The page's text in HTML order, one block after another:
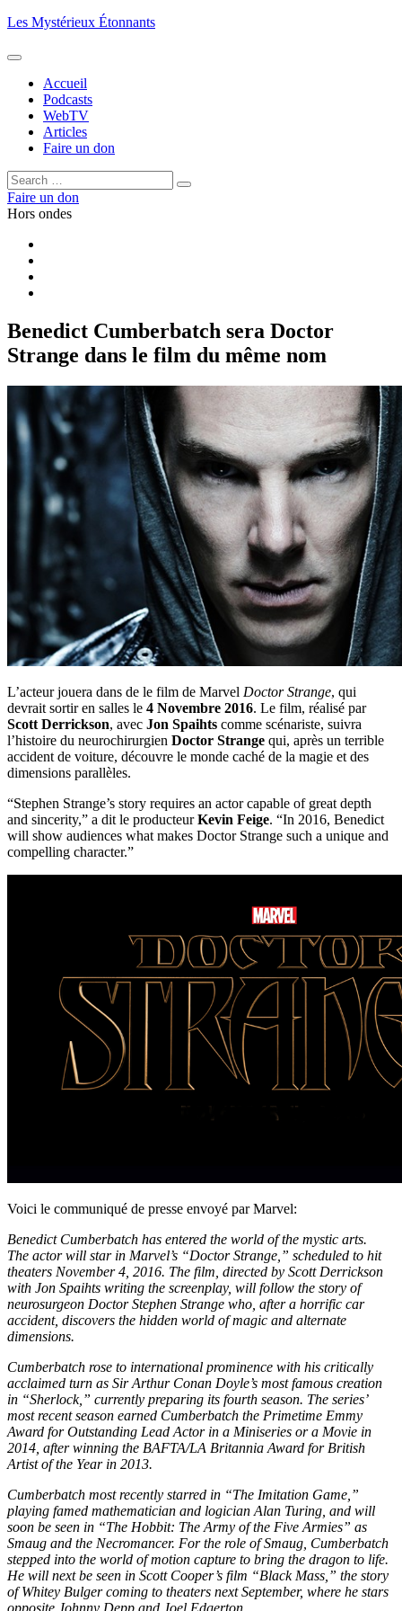
Aller
contenu
Les Mystérieux Étonnants
Accueil
Podcasts
WebTV
Articles
Faire un don
Rechercher :
Rechercher
Faire un don
Hors ondes
Benedict Cumberbatch sera Doctor
Strange dans le film du même nom
L’acteur jouera dans de le film de Marvel Doctor Strange, qui
devrait sortir en salles le 4 Novembre 2016. Le film, réalisé par
Scott Derrickson, avec Jon Spaihts comme scénariste, suivra
l’histoire du neurochirurgien Doctor Strange qui, après un terrible
accident de voiture, découvre le monde caché de la magie et des
dimensions parallèles.
“Stephen Strange’s story requires an actor capable of great depth
and sincerity,” a dit le producteurKevin Feige. “In 2016, Benedict
will show audiences what makes Doctor Strange such a unique and
compelling character.”
Voici le communiqué de presse envoyé par Marvel:
Benedict Cumberbatch has entered the world of the mystic arts.
The actor will star in Marvel’s “Doctor Strange,” scheduled to hit
theaters November 4, 2016. The film, directed by Scott Derrickson
with Jon Spaihts writing the screenplay, will follow the story of
neurosurgeon Doctor Stephen Strange who, after a horrific car
accident, discovers the hidden world of magic and alternate
dimensions.
Cumberbatch rose to international prominence with his critically
acclaimed turn as Sir Arthur Conan Doyle’s most famous creation
in “Sherlock,” currently preparing its fourth season. The series’
most recent season earned Cumberbatch the Primetime Emmy
Award for Outstanding Lead Actor in a Miniseries or a Movie in
2014, after winning the BAFTA/LA Britannia Award for British
Artist of the Year in 2013.
Cumberbatch most recently starred in “The Imitation Game,”
playing famed mathematician and logician Alan Turing, and will
soon be seen in “The Hobbit: The Army of the Five Armies” as
Smaug and the Necromancer. For the role of Smaug, Cumberbatch
stepped into the world of motion capture to bring the dragon to life.
He will next be seen in Scott Cooper’s film “Black Mass,” the story
of Whitey Bulger coming to theaters next September, where he stars